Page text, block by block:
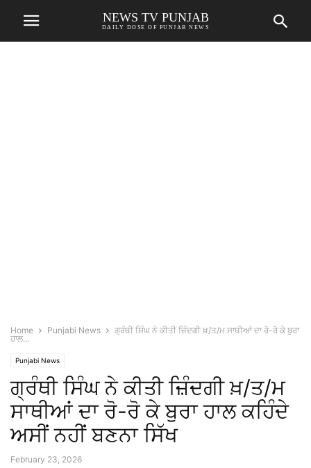
NEWS TV PUNJAB
DAILY DOSE OF PUNJAB NEWS
Home Punjabi News
ਗ੍ਰੰਥੀ ਸਿੰਘ ਨੇ ਕੀਤੀ ਜ਼ਿੰਦਗੀ ਖ਼/ਤ/ਮ ਸਾਥੀਆਂ ਦਾ ਰੋ-ਰੋ ਕੇ ਬੁਰਾ
ਹਾਲ...
Punjabi News
ਗ੍ਰੰਥੀ ਸਿੰਘ ਨੇ ਕੀਤੀ ਜ਼ਿੰਦਗੀ ਖ਼/ਤ/ਮ
ਸਾਥੀਆਂ ਦਾ ਰੋ-ਰੋ ਕੇ ਬੁਰਾ ਹਾਲ ਕਹਿੰਦੇ
ਅਸੀਂ ਨਹੀਂ ਬਣਨਾ ਸਿੱਖ
February 23, 2026